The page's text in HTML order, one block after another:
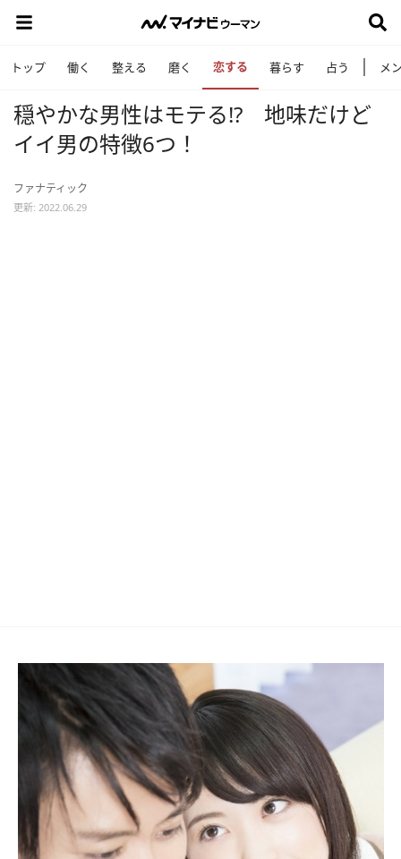
トップ 働く 整える 磨く 恋する 暮らす 占う メ
穏やかな男性はモテる!? 地味だけど
イイ男の特徴6つ！
ファナティック
更新: 2022.06.29